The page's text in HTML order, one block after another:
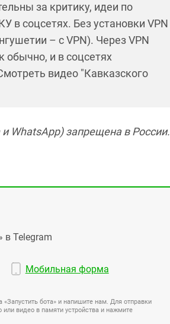
за критику, идеи по
в соцсетях. Без установки VPN
– с VPN). Через VPN
обычно, и в соцсетях
видео "Кавказского
WhatsApp) запрещена в России.
в Telegram
Мобильная форма
бота» и напишите нам. Для отправки
видео в памяти устройства и нажмите